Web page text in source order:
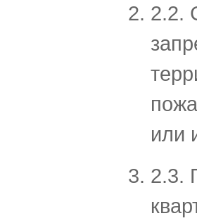
2.2.
или
2.3.